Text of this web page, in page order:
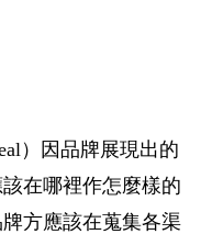
）因品牌展現出的
在哪裡作怎麼樣的
方應該在蒐集各渠